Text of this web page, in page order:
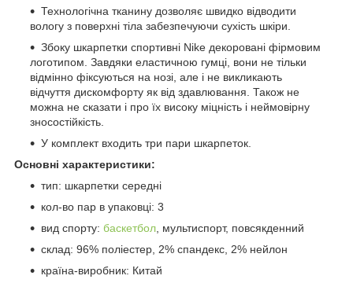
Технологічна тканину дозволяє швидко відводити
вологу з поверхні тіла забезпечуючи сухість шкіри.
Збоку шкарпетки спортивні Nike декоровані фірмовим
логотипом. Завдяки еластичною гумці, вони не тільки
відмінно фіксуються на нозі, але і не викликають
відчуття дискомфорту як від здавлювання. Також не
можна не сказати і про їх високу міцність і неймовірну
зносостійкість.
У комплект входить три пари шкарпеток.
Основні характеристики:
тип: шкарпетки середні
кол-во пар в упаковці: 3
вид спорту: баскетбол , мультиспорт, повсякденний
склад: 96% поліестер, 2% спандекс, 2% нейлон
країна-виробник: Китай